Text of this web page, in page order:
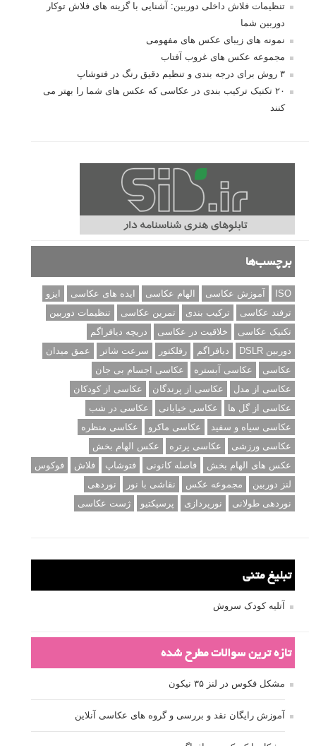
تنظیمات فلاش داخلی دوربین: آشنایی با گزینه های فلاش توکار
دوربین شما
نمونه های زیبای عکس های مفهومی
مجموعه عکس های غروب آفتاب
۳ روش برای درجه بندی و تنظیم دقیق رنگ در فتوشاپ
۲۰ تکنیک ترکیب بندی در عکاسی که عکس های شما را بهتر می
کنند
برچسب‌ها
ISO آموزش عکاسی الهام عکاسی ایده های عکاسی
ایزو
ترفند عکاسی
ترکیب بندی تمرین عکاسی
تنظیمات دوربین
تکنیک عکاسی
خلاقیت در عکاسی
دریچه دیافراگم
دوربین DSLR
دیافراگم رفلکتور سرعت شاتر
عمق میدان
عکاسی
عکاسی آبستره
عکاسی اجسام بی جان
عکاسی از مدل
عکاسی از پرندگان
عکاسی از کودکان
عکاسی از گل ها
عکاسی خیابانی
عکاسی در شب
عکاسی سیاه و سفید
عکاسی ماکرو
عکاسی منظره
عکاسی ورزشی
عکاسی پرتره
عکس الهام بخش
عکس های الهام بخش
فاصله کانونی فتوشاپ فلاش
فوکوس
لنز دوربین
مجموعه عکس نقاشی با نور
نوردهی
نوردهی طولانی
نورپردازی پرسپکتیو ژست عکاسی
تبلیغ متنی
آتلیه کودک سروش
تازه ترین سوالات مطرح شده
مشکل فکوس در لنز ۳۵ نیکون
آموزش رایگان نقد و بررسی و گروه های عکاسی آنلاین